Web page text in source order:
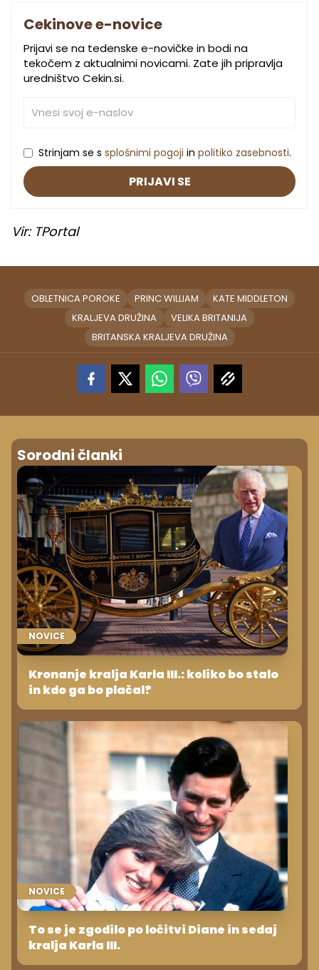
Cekinove e-novice
Prijavi se na tedenske e-novičke in bodi na
tekočem z aktualnimi novicami. Zate jih pripravlja
uredništvo Cekin.si.
Strinjam se s splošnimi pogoji in politiko zasebnosti.
PRIJAVI SE
Vir: TPortal
OBLETNICA POROKE PRINC WILLIAM
KATE MIDDLETON
KRALJEVA DRUŽINA
VELIKA BRITANIJA
BRITANSKA KRALJEVA DRUŽINA
Sorodni članki
NOVICE
Kronanje kralja Karla III.: koliko bo stalo
in kdo ga bo plačal?
NOVICE
To se je zgodilo po ločitvi Diane in sedaj
kralja Karla III.